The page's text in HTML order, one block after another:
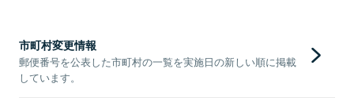
市町村変更情報
郵便番号を公表した市町村の一覧を実施日の新しい順に掲載
しています。